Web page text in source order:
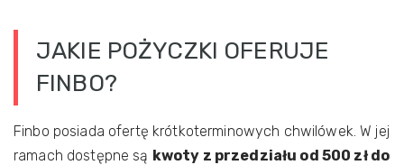
JAKIE POŻYCZKI OFERUJE
FINBO?
Finbo posiada ofertę krótkoterminowych chwilówek. W jej
ramach dostępne są kwoty z przedziału od 500 zł do